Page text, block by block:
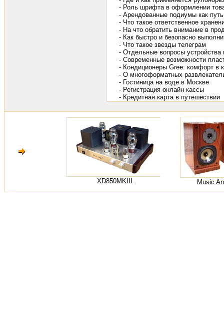
- Роль шрифта в оформлении
- Арендованные подиумы как
- Что такое ответственное
- На что обратить внимание в
- Как быстро и безопасно
- Что такое звезды телеграм
- Отдельные вопросы устройства
- Современные возможности
- Кондиционеры Gree: комфорт в
- О многоформатных
- Гостиница на воде в Москве
- Регистрация онлайн кассы
- Кредитная карта в путешествии
XD850MKIII Music